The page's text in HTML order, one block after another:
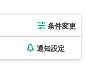
条件変更
通知設定